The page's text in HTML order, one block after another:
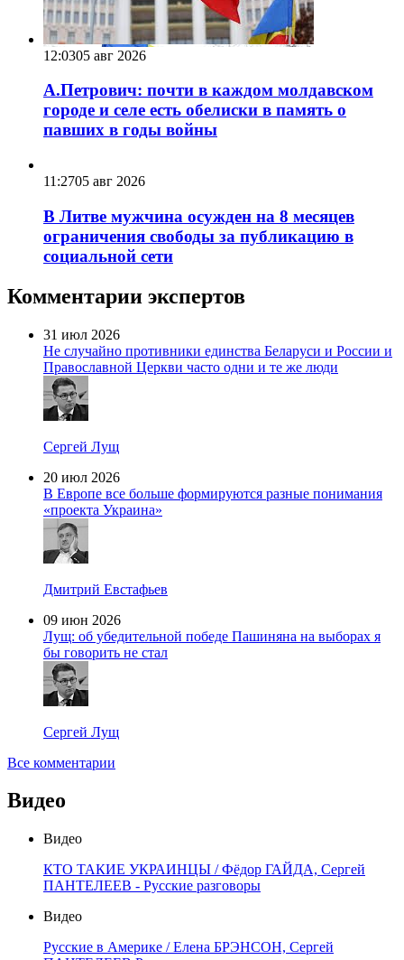
12:0305 авг 2026
А.Петрович: почти в каждом молдавском
городе и селе есть обелиски в память о
павших в годы войны
11:2705 авг 2026
В Литве мужчина осужден на 8 месяцев
ограничения свободы за публикацию в
социальной сети
Комментарии экспертов
31 июл 2026
Не случайно противники единства Беларуси и России и
Православной Церкви часто одни и те же люди
Сергей Лущ
20 июл 2026
В Европе все больше формируются разные понимания
«проекта Украина»
Дмитрий Евстафьев
09 июн 2026
Лущ: об убедительной победе Пашиняна на выборах я
бы говорить не стал
Сергей Лущ
Все комментарии
Видео
Видео
КТО ТАКИЕ УКРАИНЦЫ / Фёдор ГАЙДА, Сергей
ПАНТЕЛЕЕВ - Русские разговоры
Видео
Русские в Америке / Елена БРЭНСОН, Сергей